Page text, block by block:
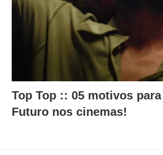
Top Top :: 05 motivos
Futuro nos cinemas!